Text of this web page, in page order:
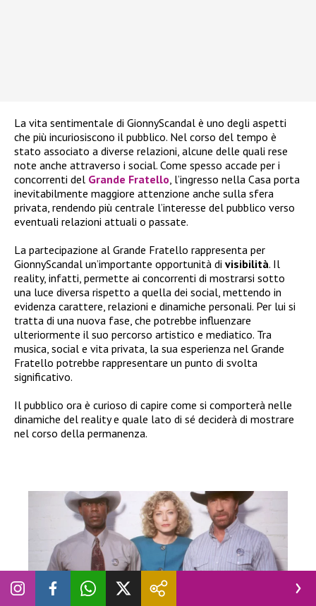
La vita sentimentale di GionnyScandal è uno degli aspetti
che più incuriosiscono il pubblico. Nel corso del tempo è
stato associato a diverse relazioni, alcune delle quali rese
note anche attraverso i social. Come spesso accade per i
concorrenti del Grande Fratello , l’ingresso nella Casa porta
inevitabilmente maggiore attenzione anche sulla sfera
privata, rendendo più centrale l’interesse del pubblico verso
eventuali relazioni attuali o passate.
La partecipazione al Grande Fratello rappresenta per
GionnyScandal un’importante opportunità di visibilità. Il
reality, infatti, permette ai concorrenti di mostrarsi sotto
una luce diversa rispetto a quella dei social, mettendo in
evidenza carattere, relazioni e dinamiche personali. Per lui si
tratta di una nuova fase, che potrebbe influenzare
ulteriormente il suo percorso artistico e mediatico. Tra
musica, social e vita privata, la sua esperienza nel Grande
Fratello potrebbe rappresentare un punto di svolta
significativo.
Il pubblico ora è curioso di capire come si comporterà nelle
dinamiche del reality e quale lato di sé deciderà di mostrare
nel corso della permanenza.